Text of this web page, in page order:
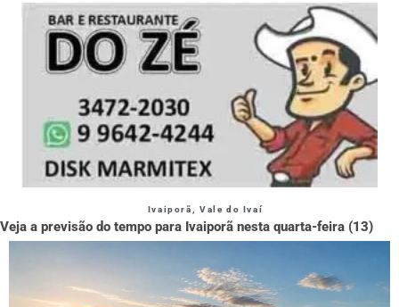
Ivaiporã Vale do Ivaí
Veja a previsão do tempo para Ivaiporã nesta quarta-feira (13)